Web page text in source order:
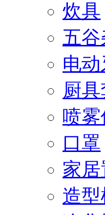
炊具
五谷
电动
厨
喷
口罩
家
造型